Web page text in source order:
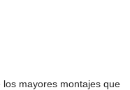
mayores montajes que